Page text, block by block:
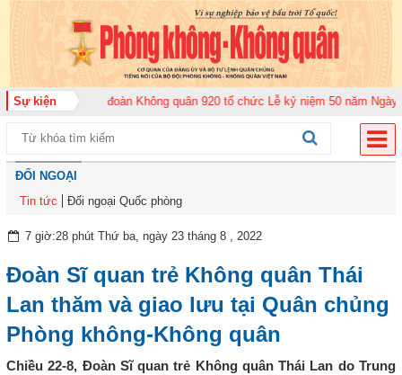
Sự kiệnTrung đoàn Không quân 920 tổ chức Lễ kỷ niệm 50 năm Ngày
ĐỐI NGOẠI
Tin tức
Đối ngoại Quốc phòng
7 giờ:28 phút Thứ ba, ngày 23 tháng 8 , 2022
Đoàn Sĩ quan trẻ Không quân Thái
Lan thăm và giao lưu tại Quân chủng
Phòng không-Không quân
Chiều 22-8, Đoàn Sĩ quan trẻ Không quân Thái Lan do Trung